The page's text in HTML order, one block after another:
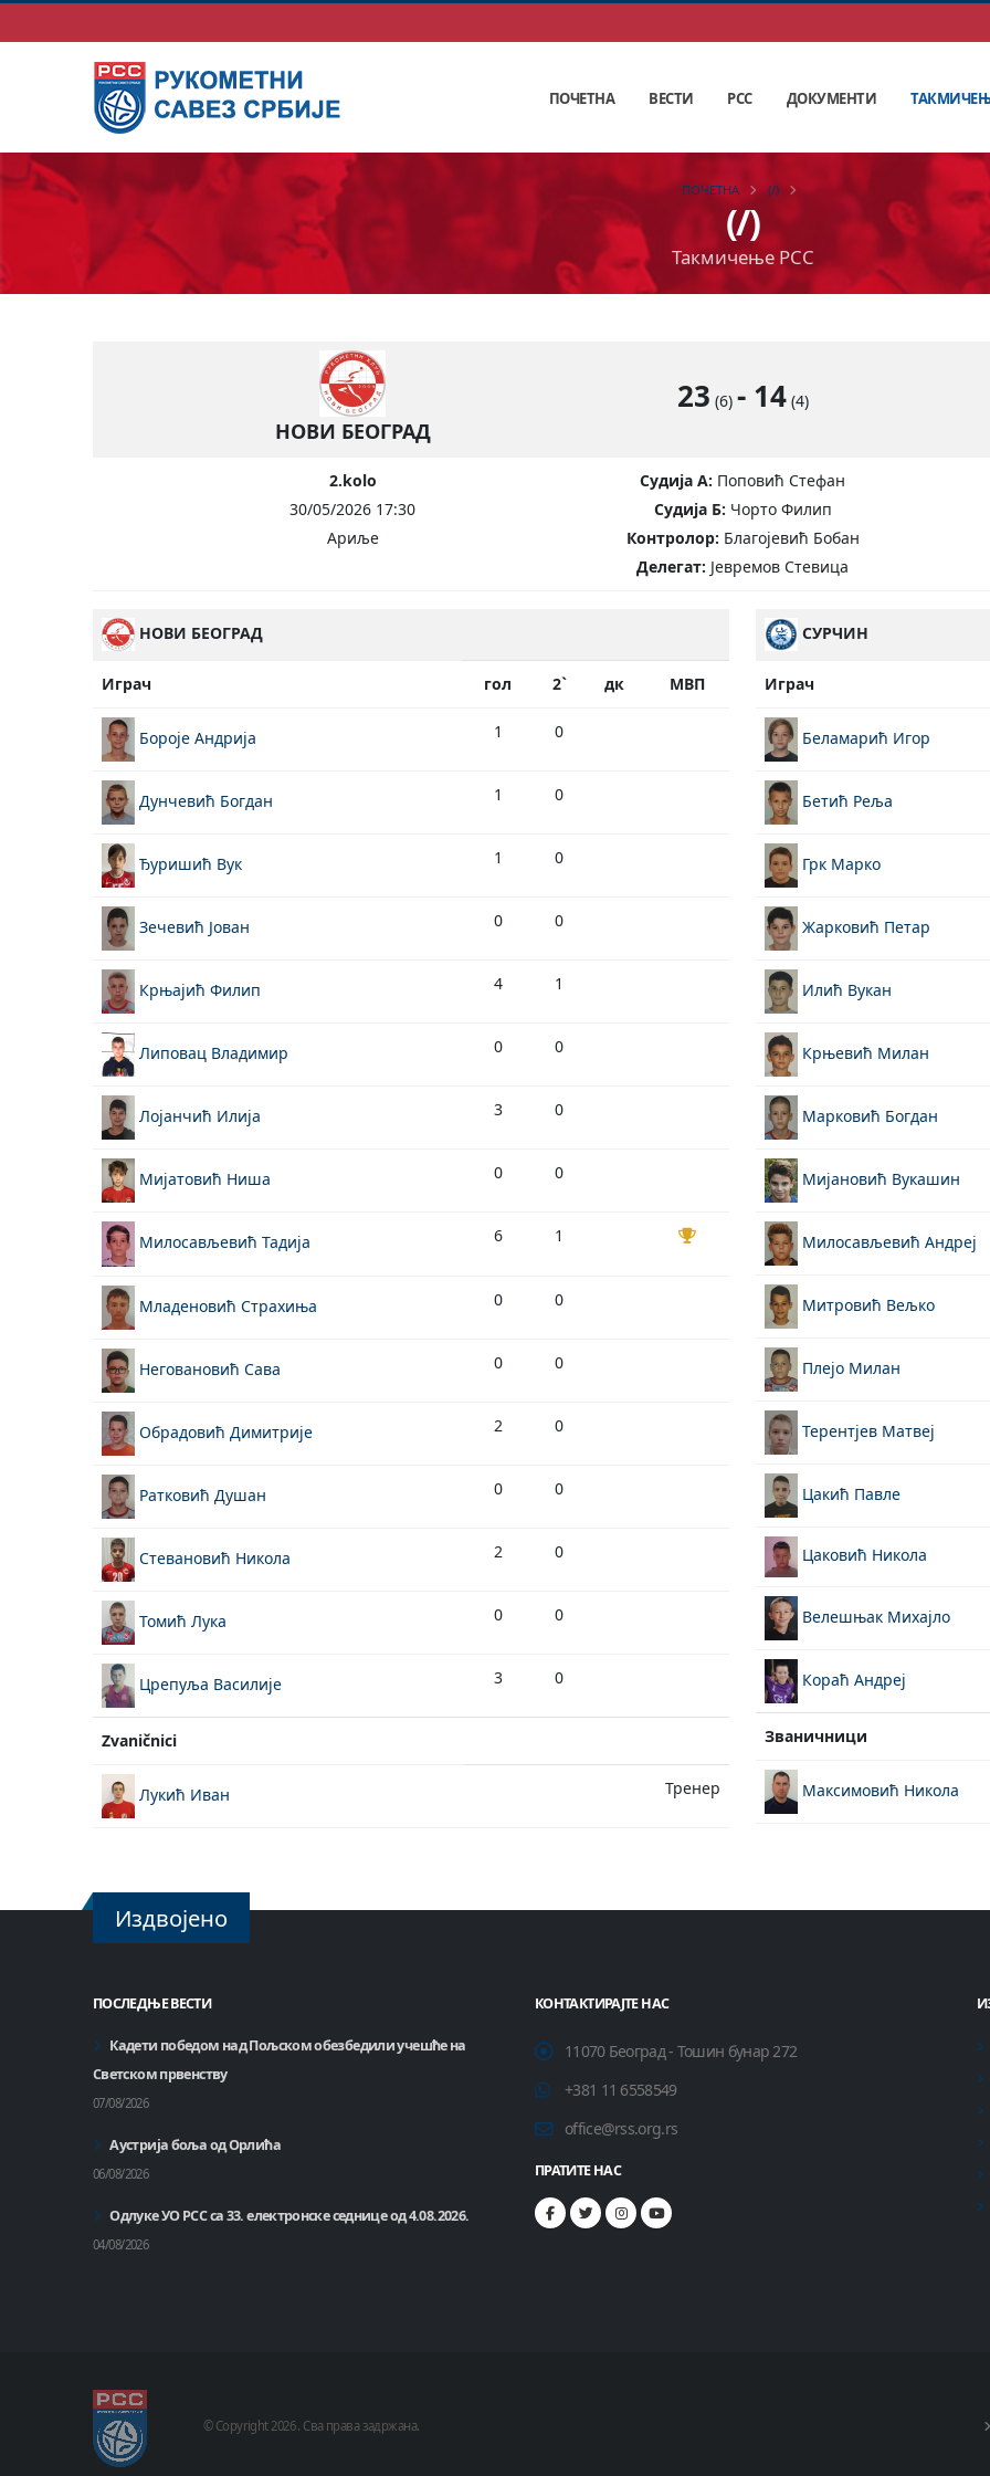
ПОЧЕТНА ВЕСТИ РСС ДОКУМЕНТИ
(/)
Такмичење РСС
ПОЧЕТНА (/)
НОВИ БЕОГРАД
23 (6) - 14(4)
2.kolo
30/05/2026 17:30
Ариље
Судија А: Поповић Стефан
Судија Б: Чорто Филип
Контролор: Благојевић Бобан
Делегат: Јевремов Стевица
НОВИ БЕОГРАД
Играч гол 2` дк МВП
Бороје Андрија 1 0
Дунчевић Богдан 1 0
Ђуришић Вук 1 0
Зечевић Јован 0 0
Крњајић Филип 4 1
Липовац Владимир 0 0
Лојанчић Илија 3 0
Мијатовић Ниша 0 0
Милосављевић Тадија 6 1
Младеновић Страхиња 0 0
Неговановић Сава 0 0
Обрадовић Димитрије 2 0
Ратковић Душан 0 0
Стевановић Никола 2 0
Томић Лука 0 0
Црепуља Василије 3 0
Zvaničnici
Лукић Иван Тренер
СУРЧИН
Играч
Беламарић Игор
Бетић Реља
Грк Марко
Жарковић Петар
Илић Вукан
Крњевић Милан
Марковић Богдан
Мијановић Вукашин
Милосављевић Андреј
Митровић Вељко
Плејо Милан
Терентјев Матвеј
Цакић Павле
Цаковић Никола
Велешњак Михајло
Кораћ Андреј
Званичници
Максимовић Никола
Издвојено
ПОСЛЕДЊЕ ВЕСТИ
Кадети победом над Пољском обезбедили учешће на
Светском првенству
07/08/2026
Аустрија боља од Орлића
06/08/2026
Одлуке УО РСС са 33. електронске седнице од 4.08.2026.
04/08/2026
КОНТАКТИРАЈТЕ НАС
11070 Београд - Тошин бунар 272
+381 11 6558549
office@rss.org.rs
ПРАТИТЕ НАС
© Copyright 2026 . Сва права задржана.